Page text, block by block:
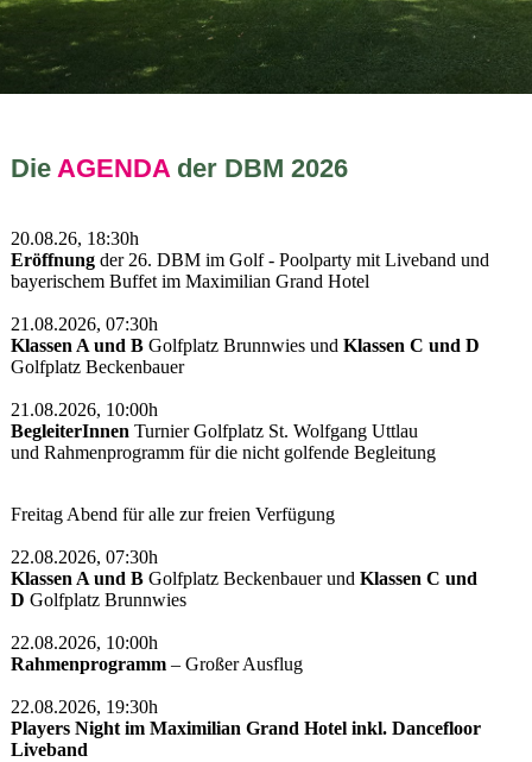
Die AGENDAder DBM 2026
20.08.26, 18:30h
Eröffnungder 26. DBM im Golf - Poolparty mit Liveband und
bayerischem Buffet im Maximilian Grand Hotel
21.08.2026, 07:30h
Klassen A und BGolfplatz Brunnwies und Klassen C und D
Golfplatz Beckenbauer
21.08.2026, 10:00h
BegleiterInnen Turnier Golfplatz St. Wolfgang Uttlau
und Rahmenprogramm für die nicht golfende Begleitung
Freitag Abend für alle zur freien Verfügung
22.08.2026, 07:30h
Klassen A und BGolfplatz Beckenbauer und Klassen C und
D Golfplatz Brunnwies
22.08.2026, 10:00h
Rahmenprogramm– Großer Ausflug
22.08.2026, 19:30h
Players Night im Maximilian Grand Hotel inkl. Dancefloor
Liveband